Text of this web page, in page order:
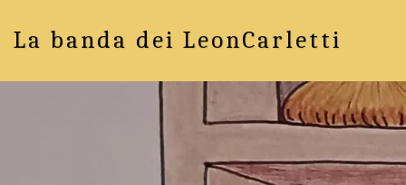
La banda dei LeonCarletti